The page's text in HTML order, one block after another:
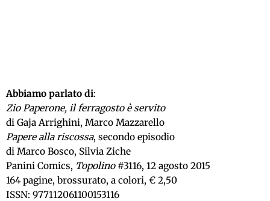
Abbiamo parlato di:
Zio Paperone, il ferragosto è servito
di Gaja Arrighini, Marco Mazzarello
Papere alla riscossa, secondo episodio
di Marco Bosco, Silvia Ziche
Panini Comics, Topolino#3116, 12 agosto 2015
164 pagine, brossurato, a colori, € 2,50
ISSN: 977112061100153116